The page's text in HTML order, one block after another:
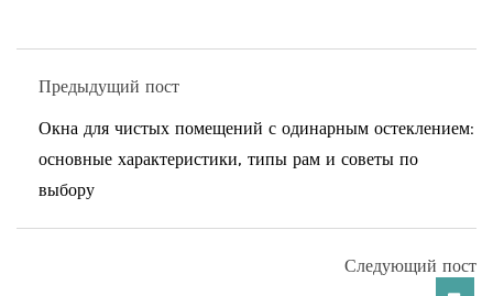
Предыдущий пост
Окна для чистых помещений с одинарным остеклением:
основные характеристики, типы рам и советы по
выбору
Следующий пост